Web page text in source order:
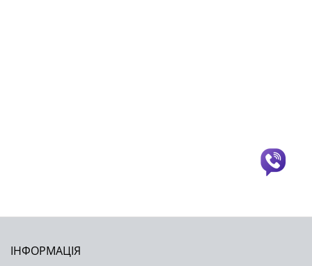
ІНФОРМАЦІЯ